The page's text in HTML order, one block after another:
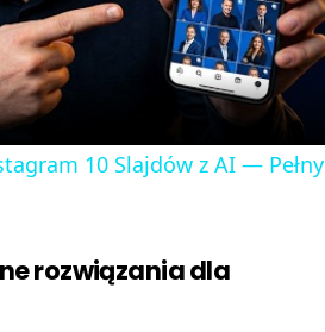
10 Slajdów z AI — Pełny
rozwiązania dla